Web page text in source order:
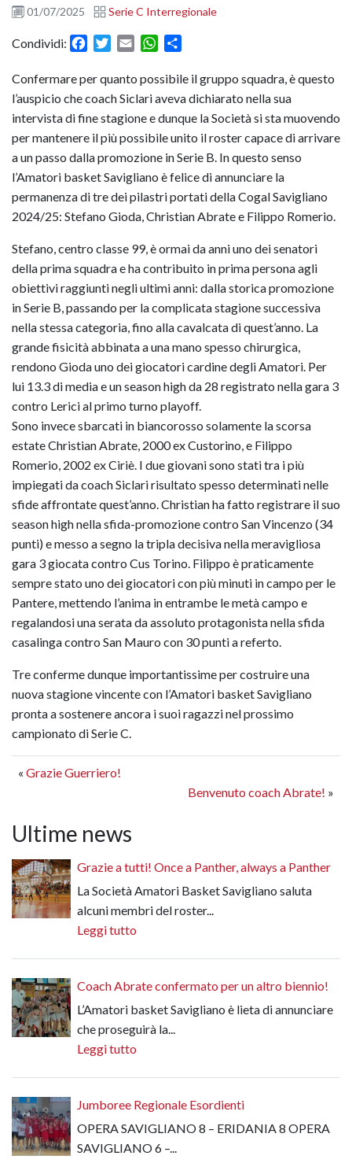
01/07/2025 Serie C Interregionale
Condividi: FacebookTwitter
Email WhatsApp
Confermare per quanto possibile il gruppo squadra, è questo
l’auspicio che coach Siclari aveva dichiarato nella sua
intervista di fine stagione e dunque la Società si sta muovendo
per mantenere il più possibile unito il roster capace di arrivare
a un passo dalla promozione in Serie B. In questo senso
l’Amatori basket Savigliano è felice di annunciare la
permanenza di tre dei pilastri portati della Cogal Savigliano
2024/25: Stefano Gioda, Christian Abrate e Filippo Romerio.
Stefano, centro classe 99, è ormai da anni uno dei senatori
della prima squadra e ha contribuito in prima persona agli
obiettivi raggiunti negli ultimi anni: dalla storica promozione
in Serie B, passando per la complicata stagione successiva
nella stessa categoria, fino alla cavalcata di quest’anno. La
grande fisicità abbinata a una mano spesso chirurgica,
rendono Gioda uno dei giocatori cardine degli Amatori. Per
lui 13.3 di media e un season high da 28 registrato nella gara 3
contro Lerici al primo turno playoff.
Sono invece sbarcati in biancorosso solamente la scorsa
estate Christian Abrate, 2000 ex Custorino, e Filippo
Romerio, 2002 ex Ciriè. I due giovani sono stati tra i più
impiegati da coach Siclari risultato spesso determinati nelle
sfide affrontate quest’anno. Christian ha fatto registrare il suo
season high nella sfida-promozione contro San Vincenzo (34
punti) e messo a segno la tripla decisiva nella meravigliosa
gara 3 giocata contro Cus Torino. Filippo è praticamente
sempre stato uno dei giocatori con più minuti in campo per le
Pantere, mettendo l’anima in entrambe le metà campo e
regalandosi una serata da assoluto protagonista nella sfida
casalinga contro San Mauro con 30 punti a referto.
Tre conferme dunque importantissime per costruire una
nuova stagione vincente con l’Amatori basket Savigliano
pronta a sostenere ancora i suoi ragazzi nel prossimo
campionato di Serie C.
« Grazie Guerriero!
Benvenuto coach Abrate! »
Ultime news
Grazie a tutti! Once a Panther, always a Panther
La Società Amatori Basket Savigliano saluta
alcuni membri del roster...
Leggi tutto
Coach Abrate confermato per un altro biennio!
L’Amatori basket Savigliano è lieta di annunciare
che proseguirà la...
Leggi tutto
Jumboree Regionale Esordienti
OPERA SAVIGLIANO 8 – ERIDANIA 8 OPERA
SAVIGLIANO 6 –...